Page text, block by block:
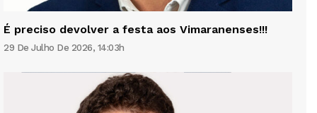
É preciso devolver a festa aos Vimaranenses!!!
29 De Julho De 2026, 14:03h